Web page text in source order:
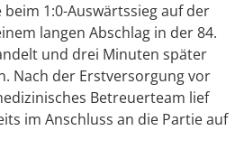
beim 1:0-Auswärtssieg auf der
langen Abschlag in der 84.
und drei Minuten später
Nach der Erstversorgung vor
Betreuerteam lief
im Anschluss an die Partie auf